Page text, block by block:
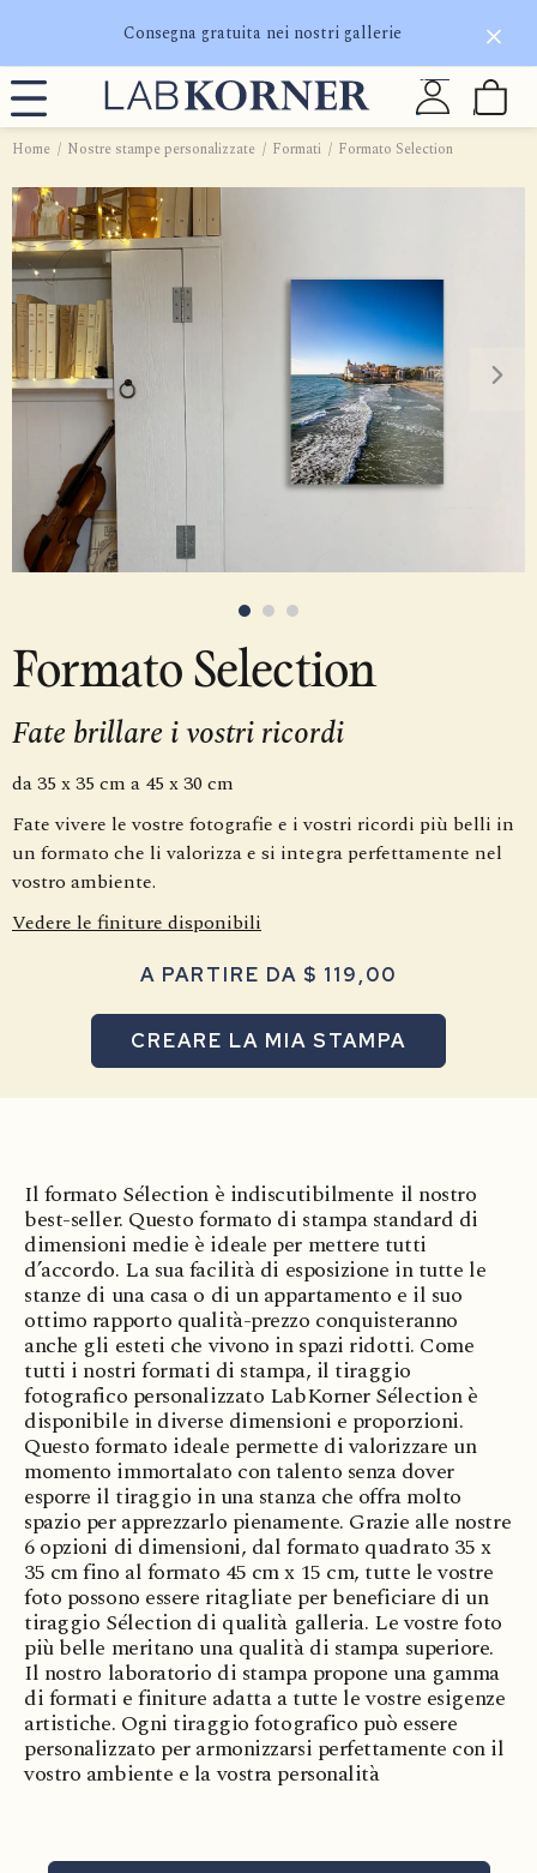
Consegna gratuita nei nostri gallerie
Home Nostre stampe personalizzate Formati Formato Selection
Formato Selection
Fate brillare i vostri ricordi
da 35 x 35 cm a 45 x 30 cm
Fate vivere le vostre fotografie e i vostri ricordi più belli in
un formato che li valorizza e si integra perfettamente nel
vostro ambiente.
Vedere le finiture disponibili
A PARTIRE DA $ 119,00
CREARE LA MIA STAMPA
Il formato Sélection è indiscutibilmente il nostro
best-seller. Questo formato di stampa standard di
dimensioni medie è ideale per mettere tutti
d’accordo. La sua facilità di esposizione in tutte le
stanze di una casa o di un appartamento e il suo
ottimo rapporto qualità-prezzo conquisteranno
anche gli esteti che vivono in spazi ridotti. Come
tutti i nostri formati di stampa, il tiraggio
fotografico personalizzato LabKorner Sélection è
disponibile in diverse dimensioni e proporzioni.
Questo formato ideale permette di valorizzare un
momento immortalato con talento senza dover
esporre il tiraggio in una stanza che offra molto
spazio per apprezzarlo pienamente. Grazie alle nostre
6 opzioni di dimensioni, dal formato quadrato 35 x
35 cm fino al formato 45 cm x 15 cm, tutte le vostre
foto possono essere ritagliate per beneficiare di un
tiraggio Sélection di qualità galleria. Le vostre foto
più belle meritano una qualità di stampa superiore.
Il nostro laboratorio di stampa propone una gamma
di formati e finiture adatta a tutte le vostre esigenze
artistiche. Ogni tiraggio fotografico può essere
personalizzato per armonizzarsi perfettamente con il
vostro ambiente e la vostra personalità